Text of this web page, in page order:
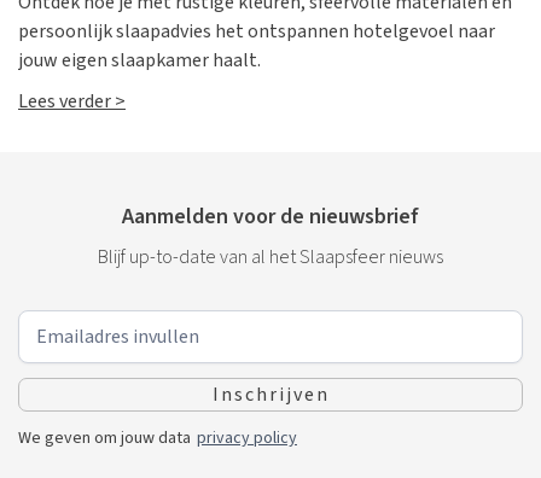
persoonlijk slaapadvies het ontspannen hotelgevoel naar
jouw eigen slaapkamer haalt.
Lees verder >
Aanmelden voor de nieuwsbrief
Blijf up-to-date van al het Slaapsfeer nieuws
We geven om jouw data privacy policy